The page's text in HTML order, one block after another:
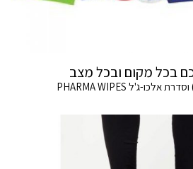
בכל מקום ובכל מצב